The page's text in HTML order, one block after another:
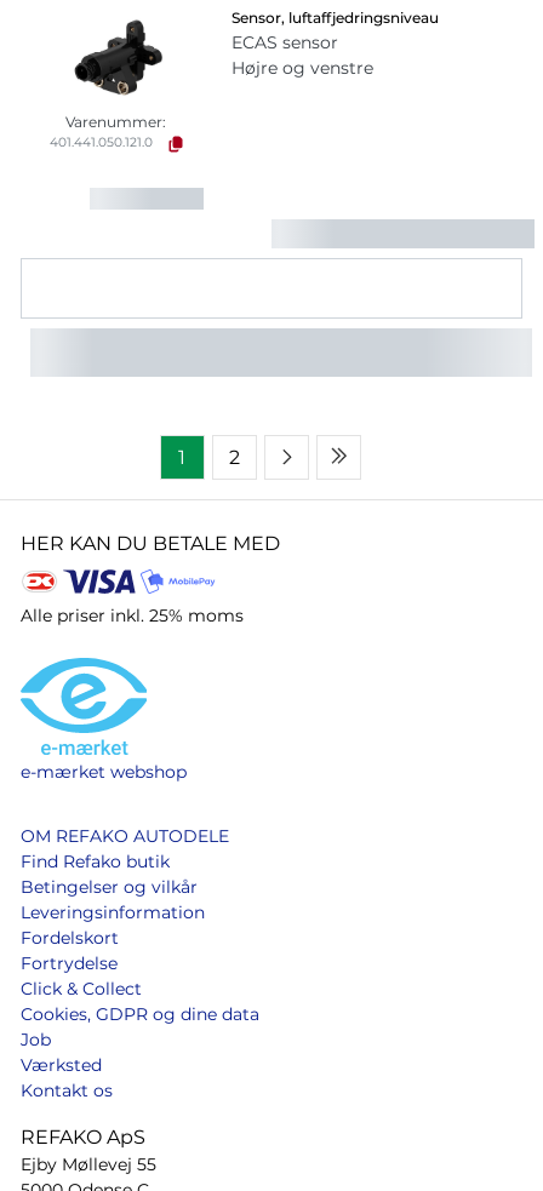
Varenummer:
401.441.050.121.0
Sensor, luftaffjedringsniveau
ECAS sensor
Højre og venstre
1 2
HER KAN DU BETALE MED
Alle priser inkl. 25% moms
e-mærket webshop
OM REFAKO AUTODELE
Find Refako butik
Betingelser og vilkår
Leveringsinformation
Fordelskort
Fortrydelse
Click & Collect
Cookies, GDPR og dine data
Job
Værksted
Kontakt os
REFAKO ApS
Ejby Møllevej 55